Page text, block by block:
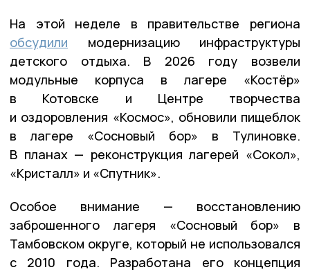
На этой неделе в правительстве региона
обсудили модернизацию инфраструктуры
детского отдыха. В 2026 году возвели
модульные корпуса в лагере «Костёр»
в Котовске и Центре творчества
и оздоровления «Космос», обновили пищеблок
в лагере «Сосновый бор» в Тулиновке.
В планах — реконструкция лагерей «Сокол»,
«Кристалл» и «Спутник».
Особое внимание — восстановлению
заброшенного лагеря «Сосновый бор» в
Тамбовском округе, который не использовался
с 2010 года. Разработана его концепция